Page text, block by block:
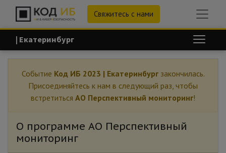
Свяжитесь с нами
| Екатеринбург
Событие Код ИБ 2023 | Екатеринбургзакончилась.
Присоединяйтесь к нам в следующий раз, чтобы
встретиться АО Перспективный мониторинг!
О программе АО Перспективный
мониторинг